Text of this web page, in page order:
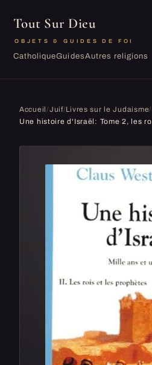
Tout Sur Dieu
OBJETS & GUIDES DE FOI
CatholiqueGuidesAutres religions
Accueil/Juif/Livres sur le Judaisme/